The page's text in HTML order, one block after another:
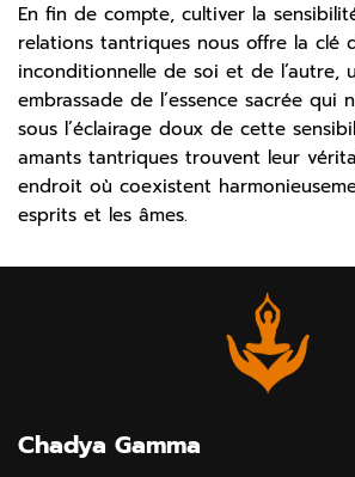
En fin de compte, cultiver la
relations tantriques nous offre la clé
inconditionnelle de soi et de l’autre,
embrassade de l’essence sacrée qui
sous l’éclairage doux de cette
amants tantriques trouvent leur
endroit où coexistent
esprits et les âmes.
Chadya Gamma